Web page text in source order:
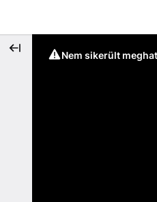
Nem sikerült